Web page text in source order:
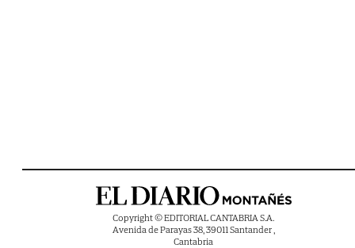
Copyright © EDITORIAL CANTABRIA S.A.
Avenida de Parayas 38, 39011 Santander ,
Cantabria